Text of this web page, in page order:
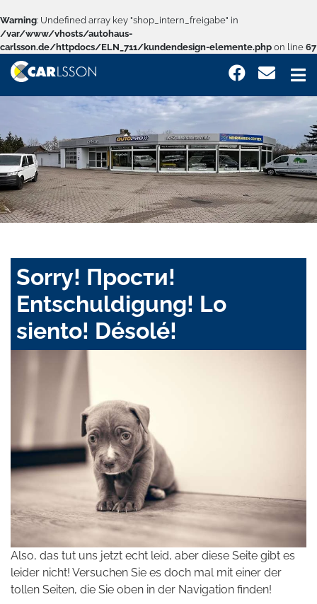
Warning: Undefined array key "shop_intern_freigabe" in
/var/www/vhosts/autohaus-
carlsson.de/httpdocs/ELN_711/kundendesign-elemente.php on line 67
Sorry! Прости!
Entschuldigung! Lo
siento! Désolé!
Also, das tut uns jetzt echt leid, aber diese Seite gibt es
leider nicht! Versuchen Sie es doch mal mit einer der
tollen Seiten, die Sie oben in der Navigation finden!